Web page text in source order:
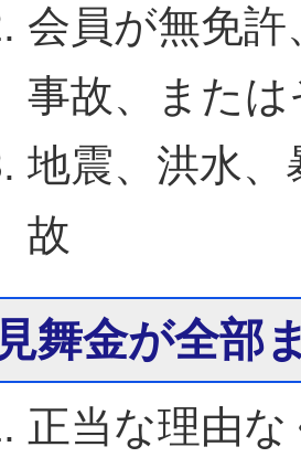
会員が無免
事故、また
地震、洪水
故
見舞金が全部
正当な理由